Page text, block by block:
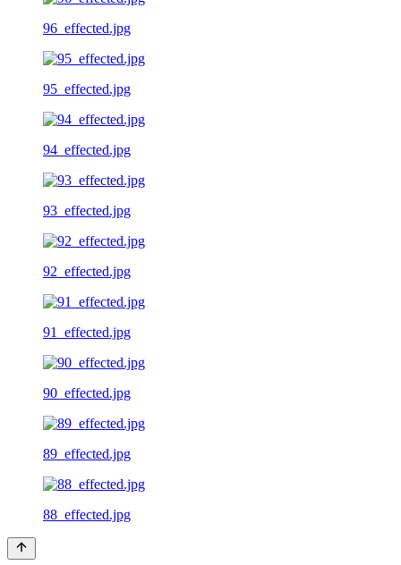
96_effected.jpg
95_effected.jpg
94_effected.jpg
93_effected.jpg
92_effected.jpg
91_effected.jpg
90_effected.jpg
89_effected.jpg
88_effected.jpg